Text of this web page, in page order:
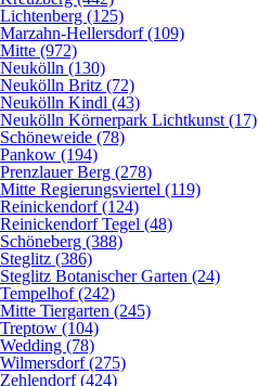
Lichtenberg (125)
Marzahn-Hellersdorf (109)
Mitte (972)
Neukölln (130)
Neukölln Britz (72)
Neukölln Kindl (43)
Neukölln Körnerpark Lichtkunst (17)
Schöneweide (78)
Pankow (194)
Prenzlauer Berg (278)
Mitte Regierungsviertel (119)
Reinickendorf (124)
Reinickendorf Tegel (48)
Schöneberg (388)
Steglitz (386)
Steglitz Botanischer Garten (24)
Tempelhof (242)
Mitte Tiergarten (245)
Treptow (104)
Wedding (78)
Wilmersdorf (275)
Zehlendorf (424)